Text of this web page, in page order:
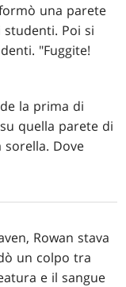
una parete
Poi si
"Fuggite!
la prima di
quella parete di
sorella. Dove
Rowan stava
un colpo tra
e il sangue